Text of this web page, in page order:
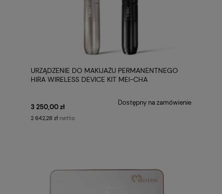
URZĄDZENIE DO MAKIJAŻU PERMANENTNEGO
HIRA WIRELESS DEVICE KIT MEI-CHA
3 250,00 zł
2 642,28 zł netto
Dostępny na zamówienie